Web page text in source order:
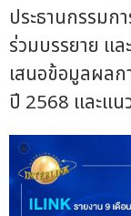
ประธานกรรมก
ร่วมบรรยาย แ
เสนอข้อมูลผลก
ปี 2568 และแน